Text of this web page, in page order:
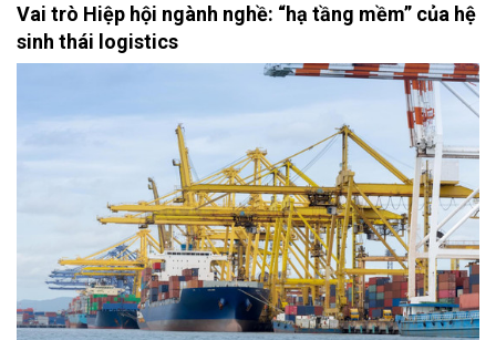
Vai trò Hiệp hội ngành nghề: “hạ tầng mềm” của hệ
sinh thái logistics